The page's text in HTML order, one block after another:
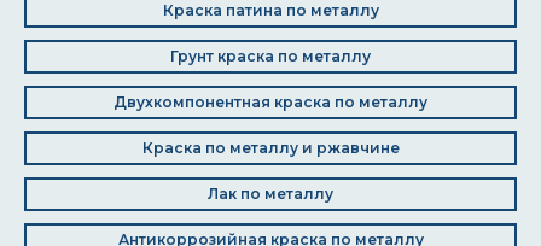
Краска патина по металлу
Грунт краска по металлу
Двухкомпонентная краска по металлу
Краска по металлу и ржавчине
Лак по металлу
Антикоррозийная краска по металлу